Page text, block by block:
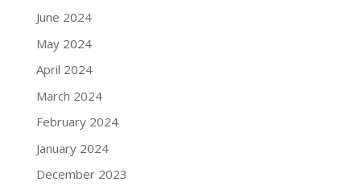
June 2024
May 2024
April 2024
March 2024
February 2024
January 2024
December 2023